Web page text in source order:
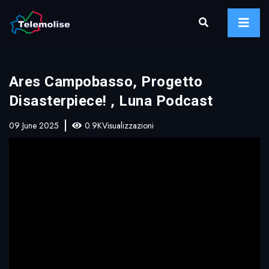
Ares Campobasso, Progetto
Disasterpiece! , Luna Podcast
09 June 2025 0.9KVisualizzazioni